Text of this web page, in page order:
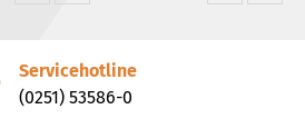
Servicehotline
(0251) 53586-0